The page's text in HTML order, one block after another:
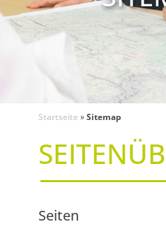
Startseite »Sitemap
Seiten